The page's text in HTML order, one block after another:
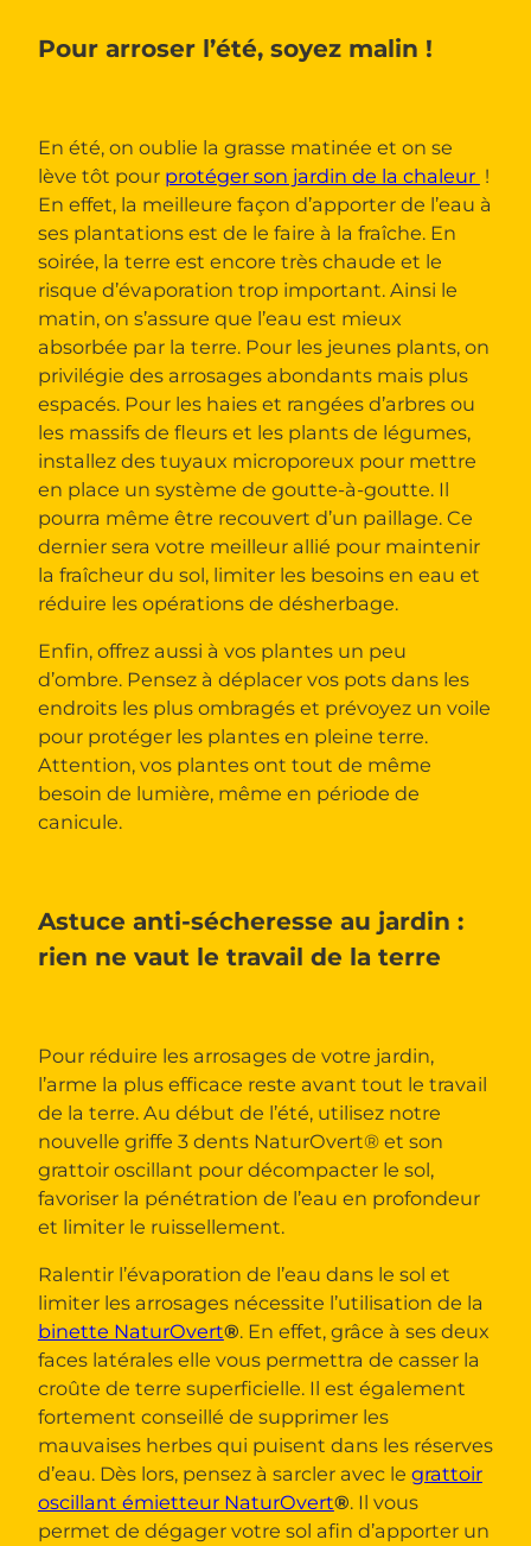
Pour arroser l’été, soyez malin !
En été, on oublie la grasse matinée et on se
lève tôt pour protéger son jardin de la chaleur !
En effet, la meilleure façon d’apporter de l’eau à
ses plantations est de le faire à la fraîche. En
soirée, la terre est encore très chaude et le
risque d’évaporation trop important. Ainsi le
matin, on s’assure que l’eau est mieux
absorbée par la terre. Pour les jeunes plants, on
privilégie des arrosages abondants mais plus
espacés. Pour les haies et rangées d’arbres ou
les massifs de fleurs et les plants de légumes,
installez des tuyaux microporeux pour mettre
en place un système de goutte-à-goutte. Il
pourra même être recouvert d’un paillage. Ce
dernier sera votre meilleur allié pour maintenir
la fraîcheur du sol, limiter les besoins en eau et
réduire les opérations de désherbage.
Enfin, offrez aussi à vos plantes un peu
d’ombre. Pensez à déplacer vos pots dans les
endroits les plus ombragés et prévoyez un voile
pour protéger les plantes en pleine terre.
Attention, vos plantes ont tout de même
besoin de lumière, même en période de
canicule.
Astuce anti-sécheresse au jardin :
rien ne vaut le travail de la terre
Pour réduire les arrosages de votre jardin,
l’arme la plus efficace reste avant tout le travail
de la terre. Au début de l’été, utilisez notre
nouvelle griffe 3 dents NaturOvert® et son
grattoir oscillant pour décompacter le sol,
favoriser la pénétration de l’eau en profondeur
et limiter le ruissellement.
Ralentir l’évaporation de l’eau dans le sol et
limiter les arrosages nécessite l’utilisation de la
binette NaturOvert®. En effet, grâce à ses deux
faces latérales elle vous permettra de casser la
croûte de terre superficielle. Il est également
fortement conseillé de supprimer les
mauvaises herbes qui puisent dans les réserves
d’eau. Dès lors, pensez à sarcler avec le grattoir
oscillant émietteur NaturOvert®. Il vous
permet de dégager votre sol afin d’apporter un